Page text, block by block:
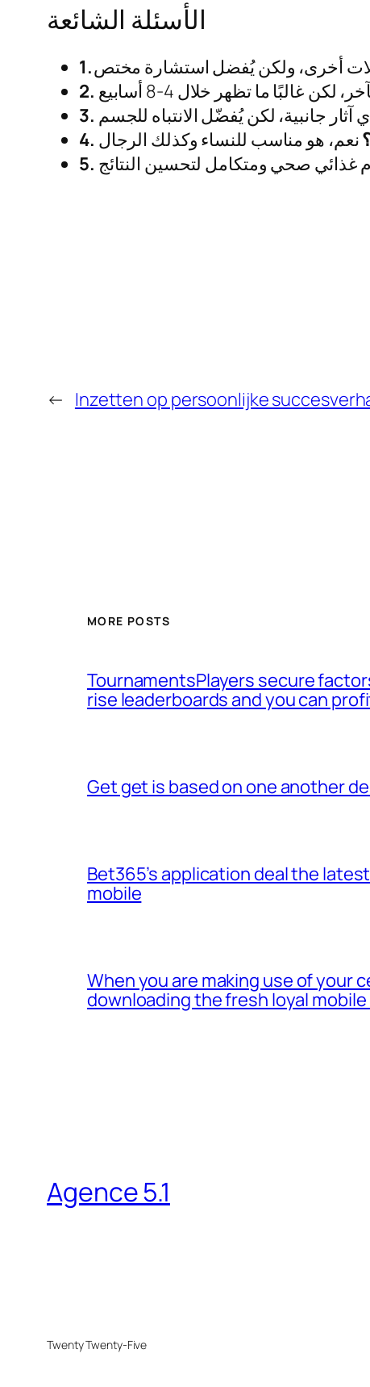
الأسئلة الشائعة
← Inzetten op persoonlijke
MORE POSTS
TournamentsPlayers secure
rise leaderboards and you can
Get get is based on one another
Bet365’s application deal the
mobile
When you are making use of your
downloading the fresh loyal
Agence 5.1
Twenty Twenty-Five